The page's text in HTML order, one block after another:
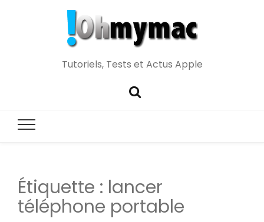
Tutoriels, Tests et Actus Apple
Étiquette : lancer
téléphone portable